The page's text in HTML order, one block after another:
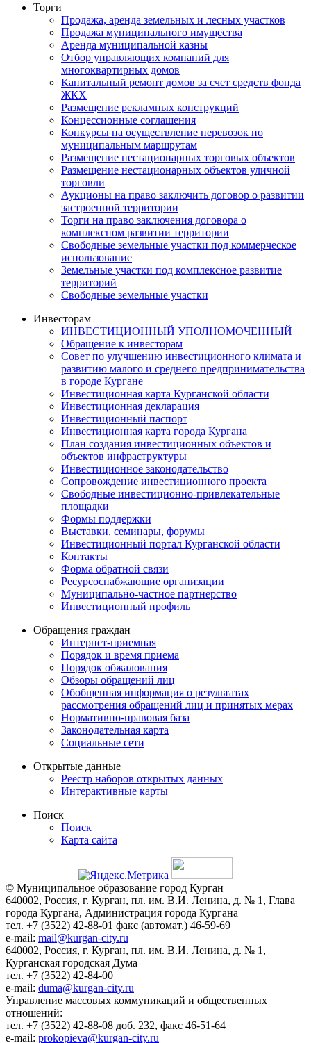
Торги
Продажа, аренда земельных и лесных участков
Продажа муниципального имущества
Аренда муниципальной казны
Отбор управляющих компаний для
многоквартирных домов
Капитальный ремонт домов за счет средств фонда
ЖКХ
Размещение рекламных конструкций
Концессионные соглашения
Конкурсы на осуществление перевозок по
муниципальным маршрутам
Размещение нестационарных торговых объектов
Размещение нестационарных объектов уличной
торговли
Аукционы на право заключить договор о развитии
застроенной территории
Торги на право заключения договора о
комплексном развитии территории
Свободные земельные участки под коммерческое
использование
Земельные участки под комплексное развитие
территорий
Свободные земельные участки
Инвесторам
ИНВЕСТИЦИОННЫЙ УПОЛНОМОЧЕННЫЙ
Обращение к инвесторам
Совет по улучшению инвестиционного климата и
развитию малого и среднего предпринимательства
в городе Кургане
Инвестиционная карта Курганской области
Инвестиционная декларация
Инвестиционный паспорт
Инвестиционная карта города Кургана
План создания инвестиционных объектов и
объектов инфраструктуры
Инвестиционное законодательство
Сопровождение инвестиционного проекта
Свободные инвестиционно-привлекательные
площадки
Формы поддержки
Выставки, семинары, форумы
Инвестиционный портал Курганской области
Контакты
Форма обратной связи
Ресурсоснабжающие организации
Муниципально-частное партнерство
Инвестиционный профиль
Обращения граждан
Интернет-приемная
Порядок и время приема
Порядок обжалования
Обзоры обращений лиц
Обобщенная информация о результатах
рассмотрения обращений лиц и принятых мерах
Нормативно-правовая база
Законодательная карта
Социальные сети
Открытые данные
Реестр наборов открытых данных
Интерактивные карты
Поиск
Поиск
Карта сайта
© Муниципальное образование город Курган
640002, Россия, г. Курган, пл. им. В.И. Ленина, д. № 1, Глава
города Кургана, Администрация города Кургана
тел. +7 (3522) 42-88-01 факс (автомат.) 46-59-69
e-mail: mail@kurgan-city.ru
640002, Россия, г. Курган, пл. им. В.И. Ленина, д. № 1,
Курганская городская Дума
тел. +7 (3522) 42-84-00
e-mail: duma@kurgan-city.ru
Управление массовых коммуникаций и общественных
отношений:
тел. +7 (3522) 42-88-08 доб. 232, факс 46-51-64
e-mail: prokopieva@kurgan-city.ru